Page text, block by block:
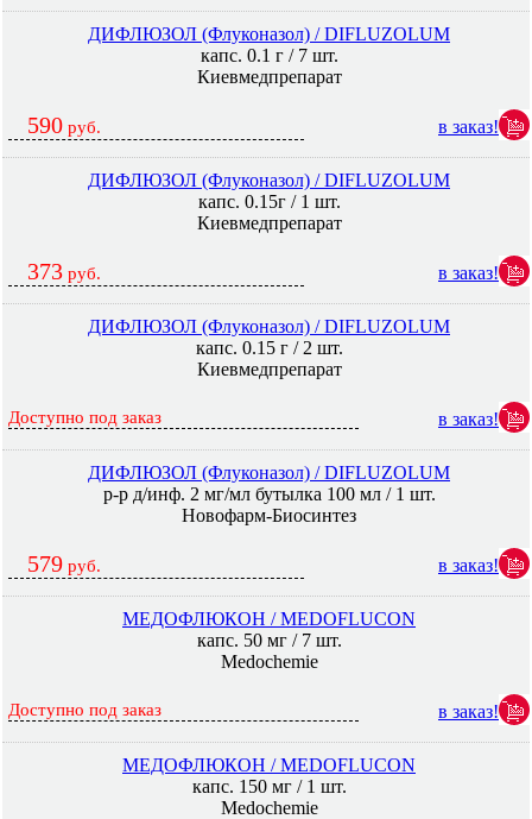
ДИФЛЮЗОЛ (Флуконазол) / DIFLUZOLUM
капс. 0.1 г / 7 шт.
Киевмедпрепарат
590 руб. в заказ!
ДИФЛЮЗОЛ (Флуконазол) / DIFLUZOLUM
капс. 0.15г / 1 шт.
Киевмедпрепарат
373 руб. в заказ!
ДИФЛЮЗОЛ (Флуконазол) / DIFLUZOLUM
капс. 0.15 г / 2 шт.
Киевмедпрепарат
Доступно под заказ в заказ!
ДИФЛЮЗОЛ (Флуконазол) / DIFLUZOLUM
р-р д/инф. 2 мг/мл бутылка 100 мл / 1 шт.
Новофарм-Биосинтез
579 руб. в заказ!
МЕДОФЛЮКОН / MEDOFLUCON
капс. 50 мг / 7 шт.
Medochemie
Доступно под заказ в заказ!
МЕДОФЛЮКОН / MEDOFLUCON
капс. 150 мг / 1 шт.
Medochemie